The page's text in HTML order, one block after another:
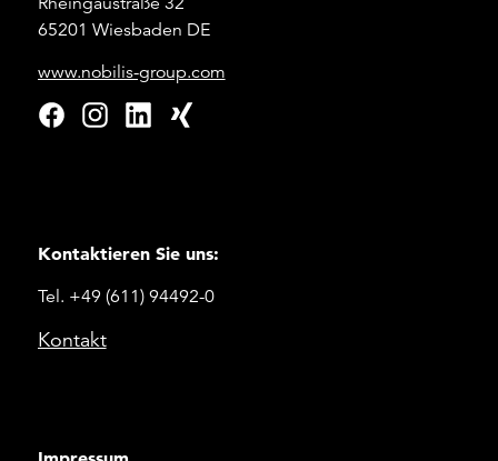
65201 Wiesbaden DE
www.nobilis-group.com
Kontaktieren Sie uns:
Tel. +49 (611) 94492-0
Kontakt